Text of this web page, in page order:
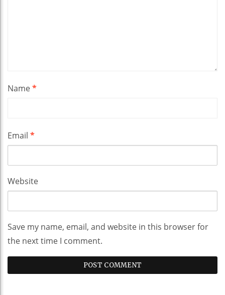
Name*
Email *
Website
Save my name, email, and website in this browser for
the next time I comment.